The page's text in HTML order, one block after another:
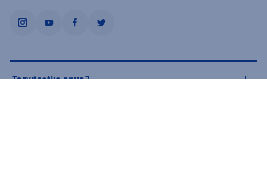
instagramyoutubefacebooktwitter
Tarvitsetko apua?